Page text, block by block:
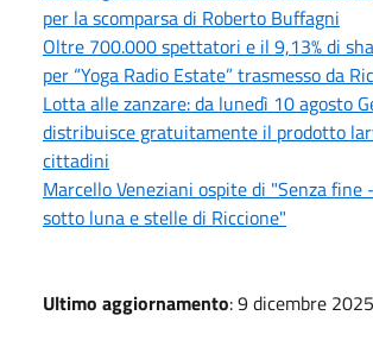
per la scomparsa di Roberto Buffagni
Oltre 700.000 spettatori e il 9,13% di
per “Yoga Radio Estate” trasmesso da
Lotta alle zanzare: da lunedì 10 agosto
distribuisce gratuitamente il prodotto
cittadini
Marcello Veneziani ospite di "Senza fine
sotto luna e stelle di Riccione"
Ultimo aggiornamento: 9 dicembre